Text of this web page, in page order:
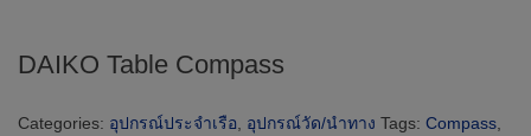
DAIKO Table Compass
Categories: อุปกรณ์ประจำเรือ อุปกรณ์วัด/นำทาง Tags: Compass